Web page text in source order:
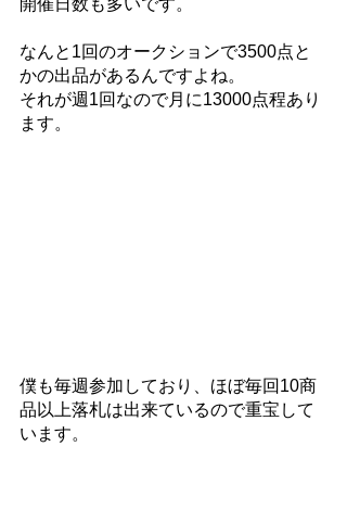
なんと1回のオークションで3500点と
かの出品があるんですよね。
それが週1回なので月に13000点程あり
ます。
僕も毎週参加しており、ほぼ毎回10商
品以上落札は出来ているので重宝して
います。